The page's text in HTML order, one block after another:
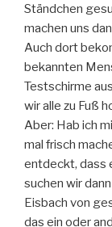
Ständchen
machen uns
Auch dort
bekannten
Testschirme
wir alle zu Fuß
Aber: Hab ich
mal frisch
entdeckt, dass
suchen wir
Eisbach von
das ein oder